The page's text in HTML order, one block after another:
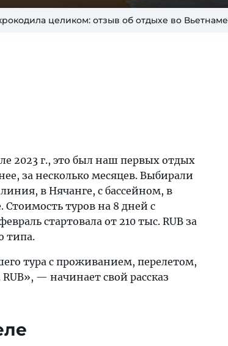
целиком: отзыв об отдыхе во Вьетнаме
2023 г., это был наш первых отдых
за несколько месяцев. Выбирали
в Нячанге, с бассейном, в
туров на 8 дней с
стартовала от 210 тыс. RUB за
типа.
тура с проживанием, перелетом,
— начинает свой рассказ